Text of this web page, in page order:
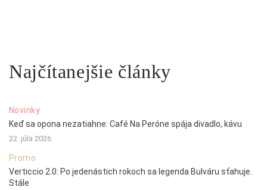
Najčítanejšie články
Novinky
Keď sa opona nezatiahne: Café Na Peróne spája divadlo, kávu
22. júla 2026
Promo
Verticcio 2.0: Po jedenástich rokoch sa legenda Bulváru sťahuje.
Stále